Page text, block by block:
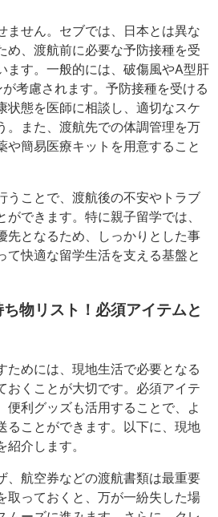
ません。セブでは、日本とは異な
め、渡航前に必要な予防接種を受
ます。一般的には、破傷風やA型肝
考慮されます。予防接種を受ける
状態を医師に相談し、適切なスケ
。また、渡航先での体調管理を万
や簡易医療キットを用意すること
うことで、渡航後の不安やトラブ
できます。特に親子留学では、
先となるため、しっかりとした事
て快適な留学生活を支える基盤と
物リスト！必須アイテムと
ためには、現地生活で必要となる
おくことが大切です。必須アイテ
便利グッズも活用することで、よ
ることができます。以下に、現地
介します。
、航空券などの渡航書類は最重要
取っておくと、万が一紛失した場